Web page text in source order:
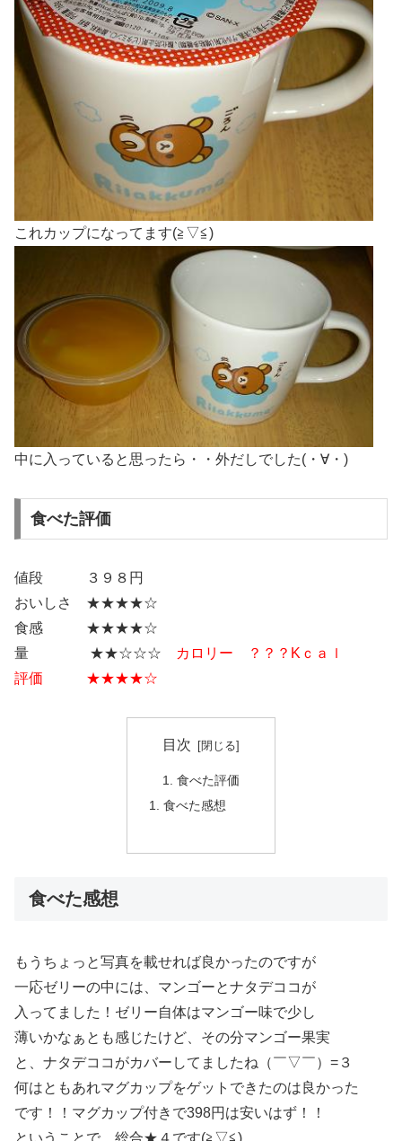
これカップになってます(≧▽≦)
中に入っていると思ったら・・外だしでした(・∀・)
食べた評価
値段 ３９８円
おいしさ ★★★★☆
食感 ★★★★☆
量 ★★☆☆☆
カロリー ？？？Kｃａｌ
評価 ★★★★☆
目次
食べた評価
食べた感想
食べた感想
もうちょっと写真を載せれば良かったのですが
一応ゼリーの中には、マンゴーとナタデココが
入ってました！ゼリー自体はマンゴー味で少し
薄いかなぁとも感じたけど、その分マンゴー果実
と、ナタデココがカバーしてましたね（￣▽￣）=３
何はともあれマグカップをゲットできたのは良かった
です！！マグカップ付きで398円は安いはず！！